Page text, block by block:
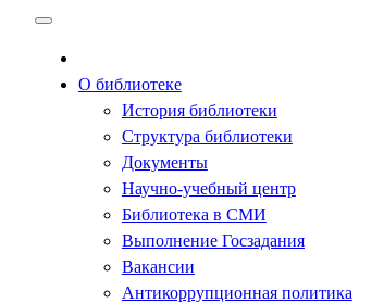
содержимому
О библиотеке
История библиотеки
Структура библиотеки
Документы
Научно-учебный центр
Библиотека в СМИ
Выполнение Госзадания
Вакансии
Антикоррупционная политика